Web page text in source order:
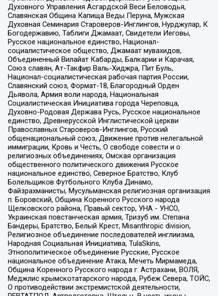
Духовного Управления Асгардской Веси Беловодья,
Славянская Община Капища Веды Перуна, Мужская
Духовная Семинария Староверов-Инглингов, Нурджулар, К
Богодержавию, Таблиги Джамаат, Свидетели Иеговы,
Русское национальное единство, Национал-
социалистическое общество, Джамаат мувахидов,
Объединенный Вилайат Кабарды, Балкарии и Карачая,
Союз славян, Ат-Такфир Валь-Хиджра, Пит Буль,
Национал-социалистическая рабочая партия России,
Славянский союз, Формат-18, Благородный Орден
Дьявола, Армия воли народа, Национальная
Социалистическая Инициатива города Череповца,
Духовно-Родовая Держава Русь, Русское национальное
единство, Древнерусской Инглистической церкви
Православных Староверов-Инглингов, Русский
общенациональный союз, Движение против нелегальной
иммиграции, Кровь и Честь, О свободе совести и о
религиозных объединениях, Омская организация
общественного политического движения Русское
национальное единство, Северное Братство, Клуб
Болельщиков Футбольного Клуба Динамо,
Файзрахманисты, Мусульманская религиозная организация
п. Боровский, Община Коренного Русского народа
Щелковского района, Правый сектор, УНА - УНСО,
Украинская повстанческая армия, Тризуб им. Степана
Бандеры, Братство, Белый Крест, Misanthropic division,
Религиозное объединение последователей инглиизма,
Народная Социальная Инициатива, TulaSkins,
Этнополитическое объединение Русские, Русское
национальное объединение Атака, Мечеть Мирмамеда,
Община Коренного Русского народа г. Астрахани, ВОЛЯ,
Меджлис крымскотатарского народа, Рубеж Севера, ТОЙС,
О противодействии экстремистской деятельности,